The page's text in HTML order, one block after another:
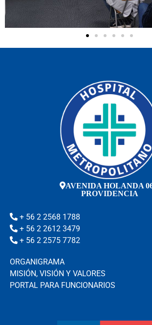
AVENIDA HOLANDA
PROVIDENCIA
+ 56 2 2568 1788
+ 56 2 2612 3479
+ 56 2 2575 7782
ORGANIGRAMA
MISIÓN, VISIÓN Y VALORES
PORTAL PARA FUNCIONARIOS